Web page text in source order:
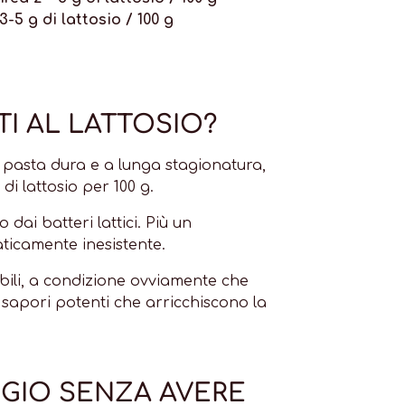
5 g di lattosio / 100 g
AL LATTOSIO?
dura e a lunga stagionatura,
lattosio per 100 g.
dai batteri lattici. Più un
inesistente.
a condizione ovviamente che
potenti che arricchiscono la
SENZA AVERE